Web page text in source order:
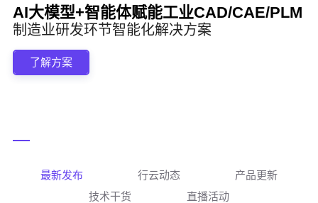
AI大模型+智能体赋能工业CAD/CAE/PLM
制造业研发环节智能化解决方案
了解方案
最新发布 行云动态
产品更新
技术干货
直播活动